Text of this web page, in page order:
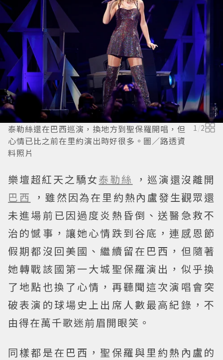
泰勒絲還在巴西巡演，換地方到聖保羅開唱，但
心情已比之前在里約演出時好很多。圖／路透資
料照片
1 /2
樂壇超紅天之驕女泰勒絲
，巡演還沒離開
巴西
，雖然因為在里約熱內盧發生觀眾還
未進場前已因過度炎熱昏倒、送醫急救不
治的憾事，讓她心情跌到谷底，連感恩節
假期都沒回美國、繼續留在巴西，但隨著
她轉戰該國第一大城聖保羅演出，似乎換
了地點也換了心情，再聽聞這次演唱會突
破表演的球場史上出席人數最高紀錄，不
由得在萬千歌迷前眉開眼笑。
同樣都是在巴西，聖保羅與里約熱內盧的